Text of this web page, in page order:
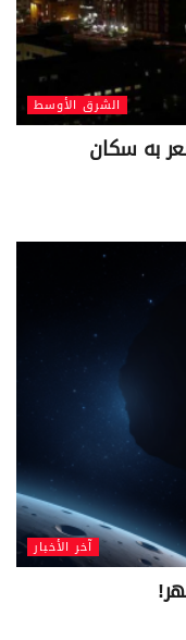
الشرق الأوسط
ويشعر به سكان
آخر الأخبار